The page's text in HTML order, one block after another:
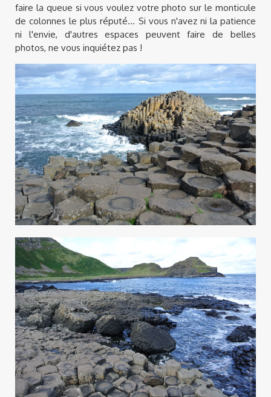
faire la queue si vous voulez votre photo sur le monticule
de colonnes le plus réputé... Si vous n'avez ni la patience
ni l'envie, d'autres espaces peuvent faire de belles
photos, ne vous inquiétez pas !